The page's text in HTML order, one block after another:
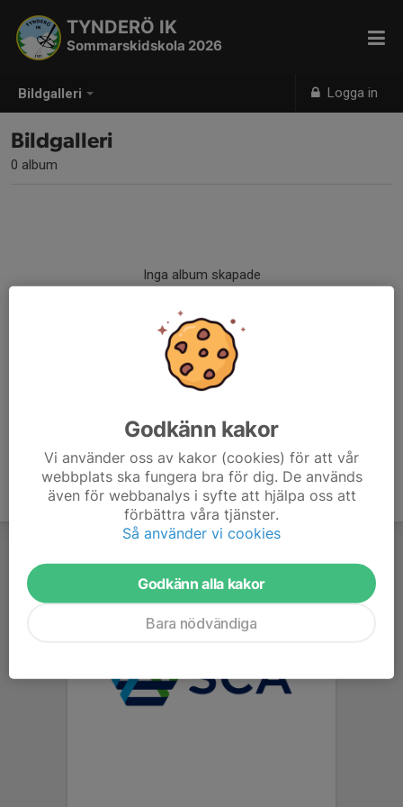
Bildgalleri Logga in
TYNDERÖ IK
Sommarskidskola 2026
Bildgalleri
0 album
Inga album skapade
Godkänn kakor
Vi använder oss av kakor (cookies) för att vår
webbplats ska fungera bra för dig. De används
även för webbanalys i syfte att hjälpa oss att
förbättra våra tjänster.
Så använder vi cookies
Godkänn alla kakor
Bara nödvändiga